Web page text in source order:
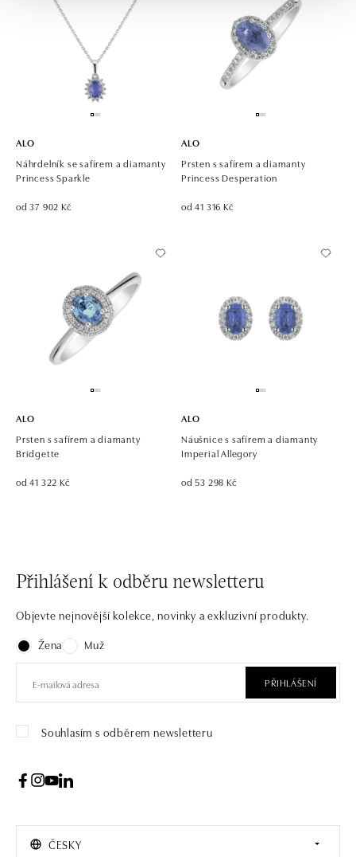
ALO
Náhrdelník se safírem a diamanty
Princess Sparkle
od 37 902 Kč
ALO
Prsten s safírem a diamanty
Princess Desperation
od 41 316 Kč
ALO
Prsten s safírem a diamanty
Bridgette
od 41 322 Kč
ALO
Náušnice s safírem a diamanty
Imperial Allegory
od 53 298 Kč
Přihlášení k odběru newsletteru
Objevte nejnovější kolekce, novinky a exkluzivní produkty.
Žena
Muž
PŘIHLÁŠENÍ
Souhlasím s odběrem newsletteru
ČESKY